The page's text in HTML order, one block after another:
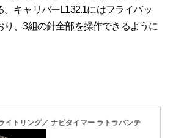
。キャリバーL132.1にはフライバッ
り、3組の針全部を操作できるように
イトリング／ ナビタイマー ラトラパンテ